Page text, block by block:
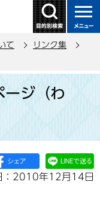
て
リンク集
ージ（わ
：2010年12月14日